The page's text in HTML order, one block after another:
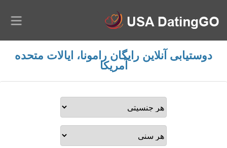
دوستیابی آنلاین رایگان رامونا، ایالات متحده
آمریکا